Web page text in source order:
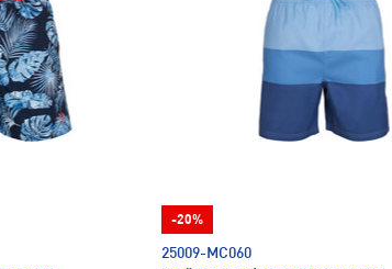
25009-MC060
-20%